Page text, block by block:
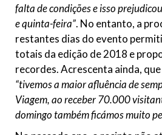
falta de condições e isso
e quinta-feira”. No entanto, a
restantes dias do evento
totais da edição de 2018 e
recordes. Acrescenta ainda,
“tivemos a maior afluência de
Viagem, ao receber 70.000
domingo também ficámos muito